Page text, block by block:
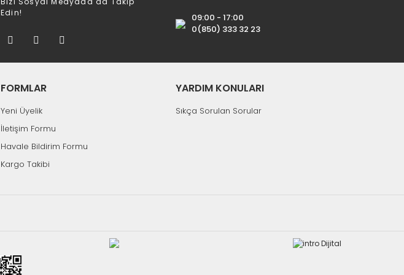
Edin!
09:00 - 17:00
0(850) 333 32 23
FORMLAR
Yeni Üyelik
İletişim Formu
Havale Bildirim Formu
Kargo Takibi
YARDIM KONULARI
Sıkça Sorulan Sorular